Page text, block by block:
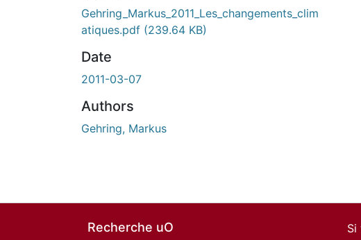
Gehring_Markus_2011_Les_changements_clim
atiques.pdf (239.64 KB)
Date
2011-03-07
Authors
Gehring, Markus
Recherche uO
Si